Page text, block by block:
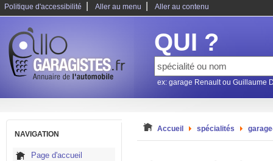
Politique d'accessibilité Aller au menu Aller au contenu
QUI ?
ex: garage Renault ou Guillaume
NAVIGATION
Page d'accueil
Accueil spécialités